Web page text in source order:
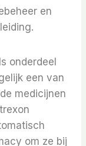
en
onderdeel
een van
medicijnen
om ze bij